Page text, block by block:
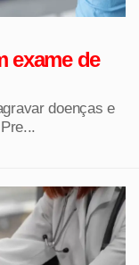
exame de
doenças e